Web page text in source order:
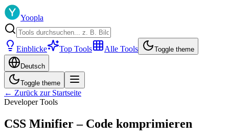
Yoopla
Einblicke Top Tools Alle Tools Toggle theme
Deutsch
Toggle theme
← Zurück zur Startseite
Developer Tools
CSS Minifier – Code komprimieren